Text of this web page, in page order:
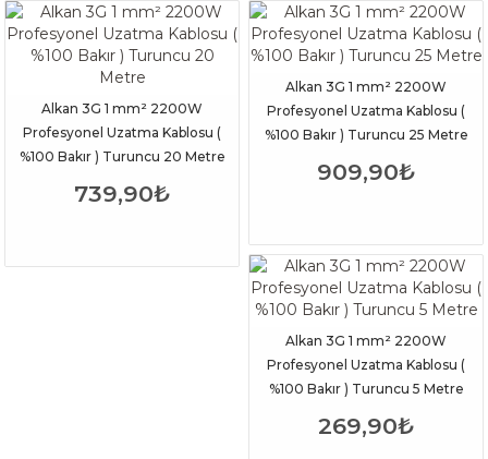
Alkan 3G 1 mm² 2200W
Profesyonel Uzatma Kablosu (
%100 Bakır ) Turuncu 20 Metre
739,90₺
Alkan 3G 1 mm² 2200W
Profesyonel Uzatma Kablosu (
%100 Bakır ) Turuncu 25 Metre
909,90₺
Alkan 3G 1 mm² 2200W
Profesyonel Uzatma Kablosu (
%100 Bakır ) Turuncu 5 Metre
269,90₺